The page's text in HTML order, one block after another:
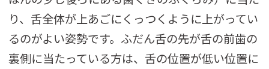
り、舌全体が上あごにくっつくように上がってい
るのがよい姿勢です。ふだん舌の先が舌の前歯の
裏側に当たっている方は、舌の位置が低い位置に